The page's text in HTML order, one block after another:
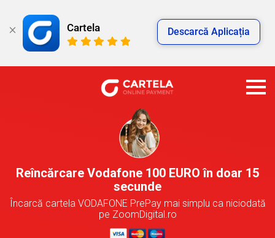
Cartela Descarcă Aplicația
Reîncărcare Vodafone 100 EURO în doar 15
secunde
Încarcă cartela VODAFONE PrePay mai simplu ca niciodată
pe ZoomDigital.ro